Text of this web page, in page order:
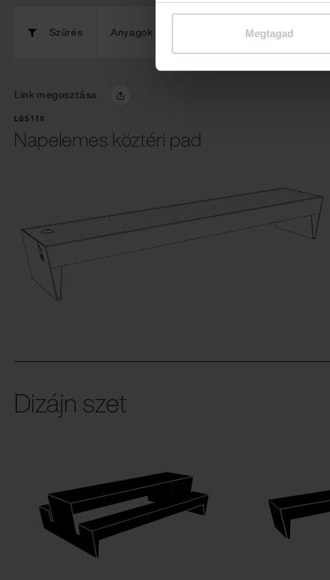
Megtagad
Szűrés Anyagok
Link megosztása
LQS110
Napelemes köztéri pad
Dizájn szet